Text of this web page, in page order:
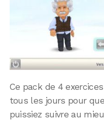
Ce pack de 4
tous les jours pour
puissiez suivre au